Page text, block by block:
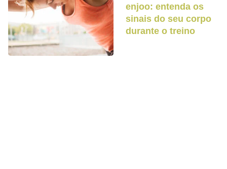
enjoo: entenda os
sinais do seu corpo
durante o treino